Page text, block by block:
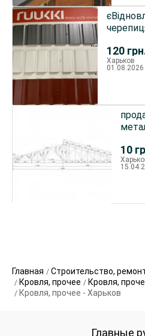
120
Харьков
01.08.2026
10
Главная Строительство,
Кровля, прочее
Кровля,
Кровля, прочее - Харьков
Главные